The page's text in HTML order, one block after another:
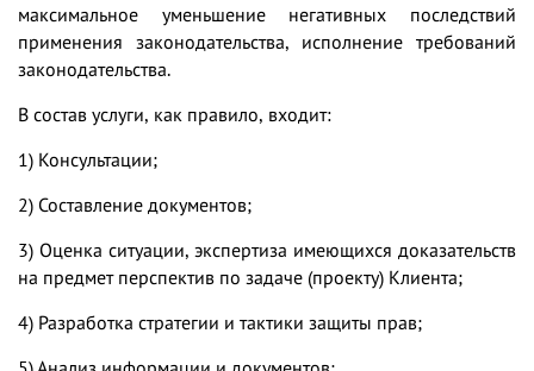
максимальное уменьшение негативных последствий
применения законодательства, исполнение требований
законодательства.
В состав услуги, как правило, входит:
1) Консультации;
2) Составление документов;
3) Оценка ситуации, экспертиза имеющихся доказательств
на предмет перспектив по задаче (проекту) Клиента;
4) Разработка стратегии и тактики защиты прав;